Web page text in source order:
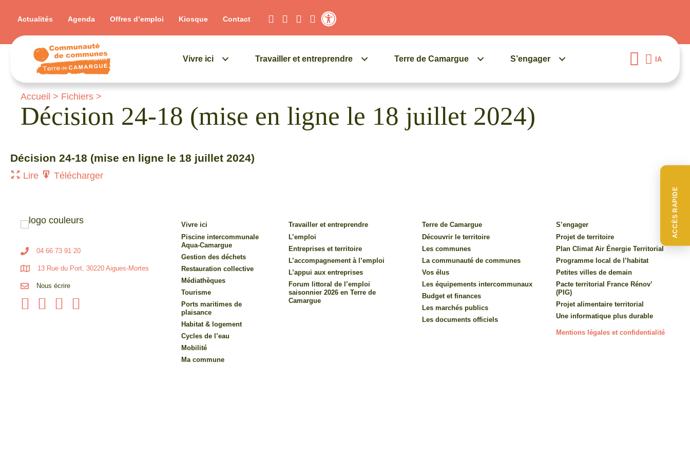
ACCÈS RAPIDE
Actualités Agenda Offres d’emploi Kiosque
Contact
Vivre ici Travailler et entreprendre Terre de Camargue S’engager IA
Accueil > Fichiers >
Décision 24-18 (mise en ligne le 18 juillet 2024)
Décision 24-18 (mise en ligne le 18 juillet 2024)
Lire Télécharger
04 66 73 91 20
13 Rue du Port, 30220 Aigues-Mortes
Nous écrire
Vivre ici
Piscine intercommunale
Aqua-Camargue
Gestion des déchets
Restauration collective
Médiathèques
Tourisme
Ports maritimes de
plaisance
Habitat & logement
Cycles de l’eau
Mobilité
Ma commune
Travailler et entreprendre
L’emploi
Entreprises et territoire
L’accompagnement à l’emploi
L’appui aux entreprises
Forum littoral de l’emploi
saisonnier 2026 en Terre de
Camargue
Terre de Camargue
Découvrir le territoire
Les communes
La communauté de communes
Vos élus
Les équipements intercommunaux
Budget et finances
Les marchés publics
Les documents officiels
S’engager
Projet de territoire
Plan Climat Air Énergie Territorial
Programme local de l’habitat
Petites villes de demain
Pacte territorial France Rénov’
(PIG)
Projet alimentaire territorial
Une informatique plus durable
Mentions légales et confidentialité